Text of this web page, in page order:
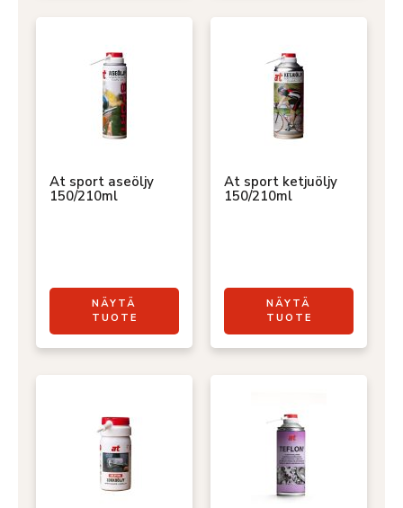
At sport aseöljy
150/210ml
NÄYTÄ
TUOTE
At sport ketjuöljy
150/210ml
NÄYTÄ
TUOTE